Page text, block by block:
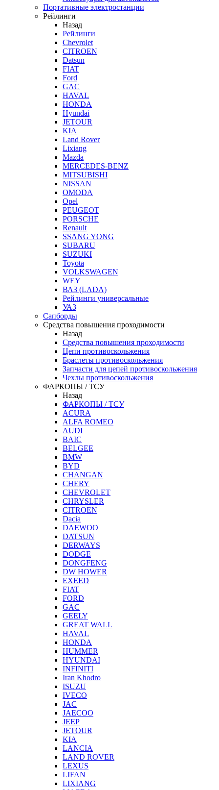
Портативные электростанции
Рейлинги
Назад
Рейлинги
Chevrolet
CITROEN
Datsun
FIAT
Ford
GAC
HAVAL
HONDA
Hyundai
JETOUR
KIA
Land Rover
Lixiang
Mazda
MERCEDES-BENZ
MITSUBISHI
NISSAN
OMODA
Opel
PEUGEOT
PORSCHE
Renault
SSANG YONG
SUBARU
SUZUKI
Toyota
VOLKSWAGEN
WEY
ВАЗ (LADA)
Рейлинги универсальные
УАЗ
Сапборды
Средства повышения проходимости
Назад
Средства повышения проходимости
Цепи противоскольжения
Браслеты противоскольжения
Запчасти для цепей противоскольжения
Чехлы противоскольжения
ФАРКОПЫ / ТСУ
Назад
ФАРКОПЫ / ТСУ
ACURA
ALFA ROMEO
AUDI
BAIC
BELGEE
BMW
BYD
CHANGAN
CHERY
CHEVROLET
CHRYSLER
CITROEN
Dacia
DAEWOO
DATSUN
DERWAYS
DODGE
DONGFENG
DW HOWER
EXEED
FIAT
FORD
GAC
GEELY
GREAT WALL
HAVAL
HONDA
HUMMER
HYUNDAI
INFINITI
Iran Khodro
ISUZU
IVECO
JAC
JAECOO
JEEP
JETOUR
KIA
LANCIA
LAND ROVER
LEXUS
LIFAN
LIXIANG